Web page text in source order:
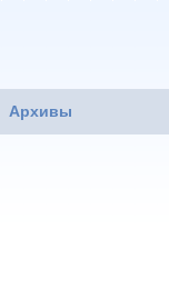
Архивы